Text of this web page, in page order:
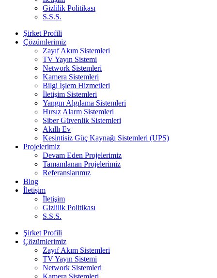
Gizlilik Politikası
S.S.S.
Şirket Profili
Çözümlerimiz
Zayıf Akım Sistemleri
TV Yayın Sistemi
Network Sistemleri
Kamera Sistemleri
Bilgi İşlem Hizmetleri
İletişim Sistemleri
Yangın Algılama Sistemleri
Hırsız Alarm Sistemleri
Siber Güvenlik Sistemleri
Akıllı Ev
Kesintisiz Güç Kaynağı Sistemleri (UPS)
Projelerimiz
Devam Eden Projelerimiz
Tamamlanan Projelerimiz
Referanslarımız
Blog
İletişim
İletişim
Gizlilik Politikası
S.S.S.
Şirket Profili
Çözümlerimiz
Zayıf Akım Sistemleri
TV Yayın Sistemi
Network Sistemleri
Kamera Sistemleri